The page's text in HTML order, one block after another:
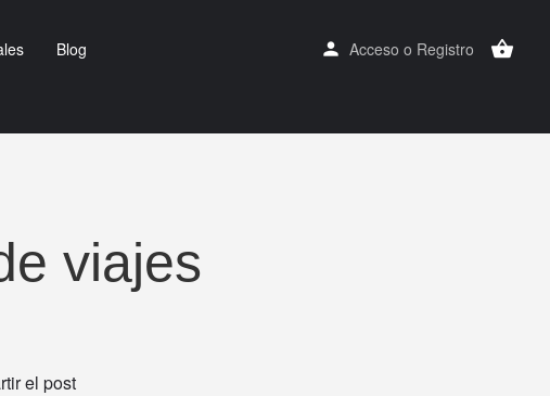
Blog Acceso o Registro
viajes
el post